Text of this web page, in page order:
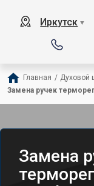
Иркутск ▼
Главная / Духовой
Замена ручек
Замена